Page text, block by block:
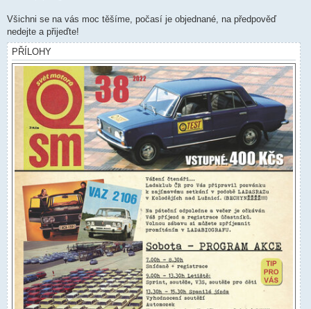
Všichni se na vás moc těšíme, počasí je objednané, na předpověď
nedejte a přijeďte!
PŘÍLOHY